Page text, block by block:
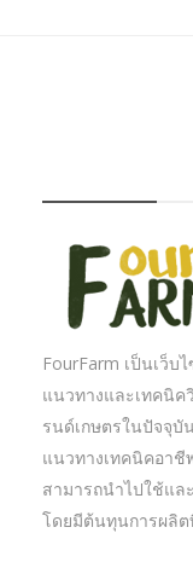
FourFarm เป็นเว็บ
แนวทางและเทคนิค
รนด์เกษตรในปัจจุบั
แนวทางเทคนิคอาชี
สามารถนำไปใช้แล
โดยมีต้นทุนการผลิต